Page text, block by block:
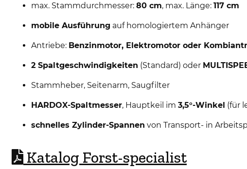
max. Stammdurchmesser: 80 cm, max. Länge: 117 cm
mobile Ausführung auf homologiertem Anhänger
Antriebe: Benzinmotor, Elektromotor oder
2 Spaltgeschwindigkeiten (Standard) oder
Stammheber, Seitenarm, Saugfilter
HARDOX-Spaltmesser, Hauptkeil im 3,5°-Winkel (für
schnelles Zylinder-Spannen von Transport- in
Katalog Forst-specialist